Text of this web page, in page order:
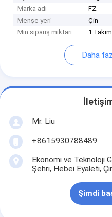
Marka adı
FZ
Menşe yeri
Çin
Min sipariş miktarı
1 Takım
Daha
Mr. Liu
+8615930788489
Ekonomi ve Teknoloji
Şehri, Hebei Eyaleti,
Şimdi